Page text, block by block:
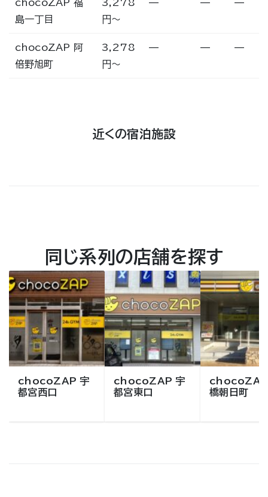
chocoZAP 福
島一丁目
3,278
円〜
— — —
chocoZAP 阿
倍野旭町
3,278
円〜
— — —
近くの宿泊施設
同じ系列の店舗を探す
chocoZAP 宇
都宮西口
chocoZAP 宇
都宮東口
chocoZAP
橋朝日町